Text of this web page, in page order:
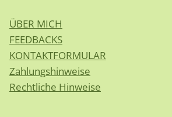
ÜBER MICH
FEEDBACKS
KONTAKTFORMULAR
Zahlungshinweise
Rechtliche Hinweise